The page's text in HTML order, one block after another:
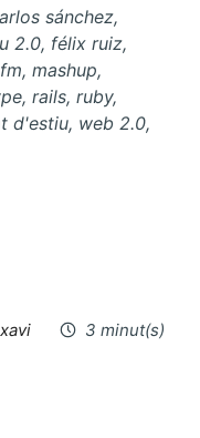
sánchez,
2.0, félix ruiz,
mashup,
rails, ruby,
d'estiu, web 2.0,
per
xavi
3 minut(s)